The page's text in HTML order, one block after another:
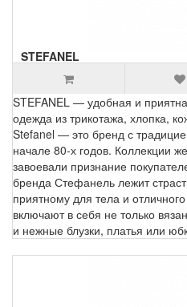
STEFANEL
STEFANEL — удобная и
одежда из трикотажа, хлопка,
Stefanel — это бренд с
начале 80-х годов. Коллекции
завоевали признание
бренда Стефанель лежит
приятному для тела и
включают в себя не только
и нежные блузки, платья или